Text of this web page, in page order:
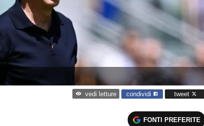
vedi letture condividi tweet
FONTI PREFERITE